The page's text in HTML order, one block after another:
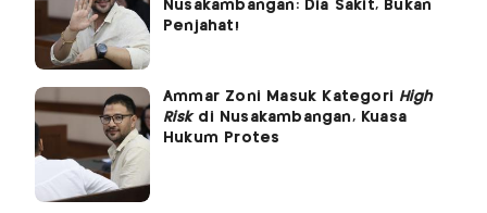
Nusakambangan: Dia Sakit, Bukan
Penjahat!
Ammar Zoni Masuk Kategori High
Riskdi Nusakambangan, Kuasa
Hukum Protes